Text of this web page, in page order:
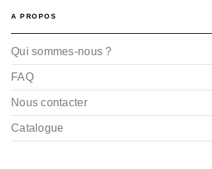
A PROPOS
Qui sommes-nous ?
FAQ
Nous contacter
Catalogue